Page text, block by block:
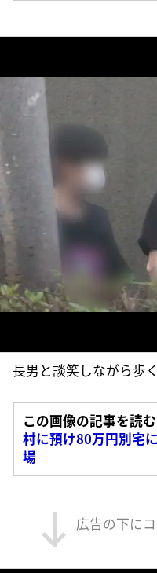
長男と談笑しながら歩
この画像の記事を読む
村に預け80万円別宅
場
広告の下に